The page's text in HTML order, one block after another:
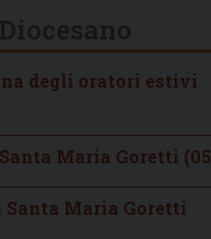
degli oratori estivi
Maria Goretti
Maria Goretti